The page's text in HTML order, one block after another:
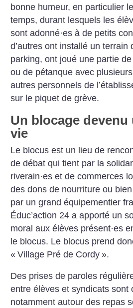
bonne humeur, en particulier
temps, durant lesquels les
sont adonné·es à de petits
d’autres ont installé un terrain
parking, ont joué une partie
ou de pétanque avec
autres personnels de
sur le piquet de grève.
Un blocage devenu
vie
Le blocus est un lieu de
de débat qui tient par la
riverain·es et de commerces
des dons de nourriture ou
par un grand équipementier
Éduc’action 24 a apporté un
moral aux élèves présent·es
le blocus. Le blocus prend
« Village Pré de Cordy ».
Des prises de paroles
entre élèves et syndicats sont
notamment autour des repas